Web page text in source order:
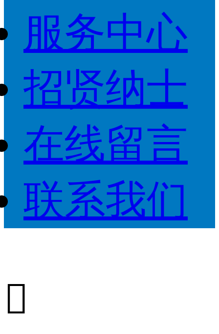
服务中心
招贤纳士
在线留言
联系我们
